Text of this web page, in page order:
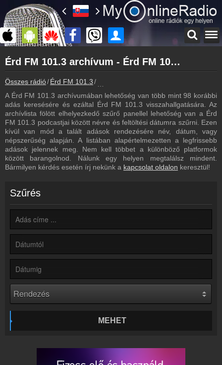
myonlineradio.hu
Érd FM 101.3
Vissza az Érd FM 101.3 oldalára
Bejelentkezés
Hozz létre saját fiókot!
Hírek
Érd FM 101.3 kapcsolatos hírek
Kapcsolat
Írj nekünk!
Rádiós partnerek
Rádió beágyazás
Ágyazd be weboldaladba
Online rádió készítés
Készítés lépésről lépésre
Érd FM 101.3 archívum - Érd FM 101.3 podcasts - Érd FM 101.3 visszahallgatás
Összes rádió Érd FM 101.3
A Érd FM 101.3 archívumában lehetőség van több mint 98 korábbi
adás keresésére és ezáltal Érd FM 101.3 visszahallgatására. Az
archívlista fölött elhelyezkedő szűrő panellel lehetőség van a Érd
FM 101.3 podcastjai között névre és feltöltési dátumra szűrni. Ezen
kívül van mód a talált adások rendezésére név, dátum, vagy
népszerűség alapján. A listában alapértelmezetten a legfrissebb
adások jelennek meg. Nem kell többet a különböző platformok
között barangolnod. Nálunk egy helyen megtalálsz mindent.
Bármilyen kérdés esetén írj nekünk a kapcsolat oldalon keresztül!
Szűrés
MEHET